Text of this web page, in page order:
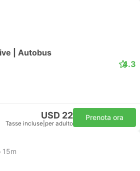
| Autobus
4.3
USD 22
Tasse incluse per adulto
Prenota ora
15m